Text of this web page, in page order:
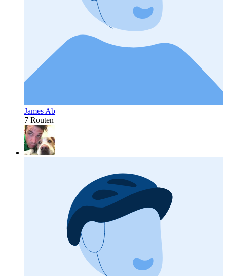
James Ab
7 Routen